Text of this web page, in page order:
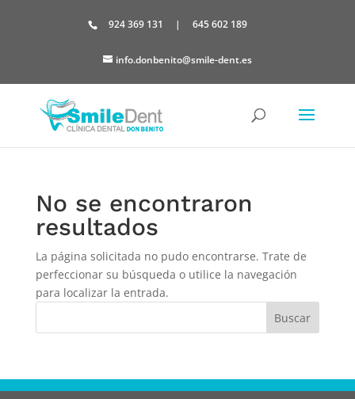
924 369 131 | 645 602 189
info.donbenito@smile-dent.es
No se encontraron
resultados
La página solicitada no pudo encontrarse. Trate de
perfeccionar su búsqueda o utilice la navegación
para localizar la entrada.
Buscar